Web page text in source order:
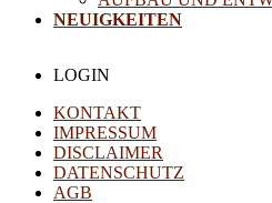
NEUIGKEITEN
LOGIN
KONTAKT
IMPRESSUM
DISCLAIMER
DATENSCHUTZ
AGB